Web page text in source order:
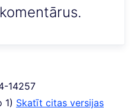
14257
1) skatīt citas versijas